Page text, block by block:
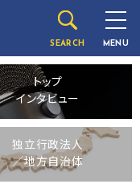
SEARCH MENU
トップ
インタビュー
独立行政法人
／地方自治体